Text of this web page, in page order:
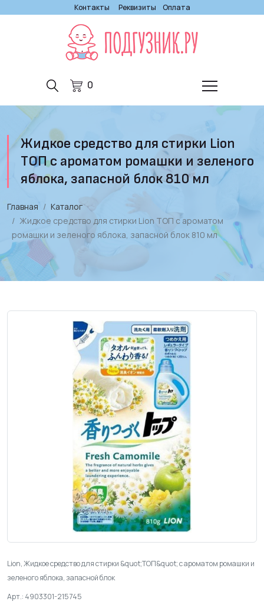
Контакты Реквизиты Оплата
0
Жидкое средство для стирки Lion
ТОП с ароматом ромашки и зеленого
яблока, запасной блок 810 мл
Главная
Каталог
Жидкое средство для стирки Lion ТОП с ароматом
ромашки и зеленого яблока, запасной блок 810 мл
Lion, Жидкое средство для стирки &quot;ТОП&quot; с ароматом ромашки и
зеленого яблока, запасной блок
Арт.: 4903301-215745